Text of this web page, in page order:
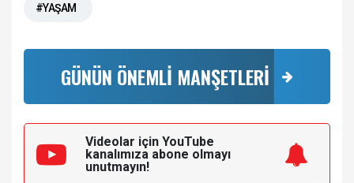
#YAŞAM
GÜNÜN ÖNEMLİ MANŞETLERİ
Videolar için YouTube
kanalımıza abone olmayı
unutmayın!